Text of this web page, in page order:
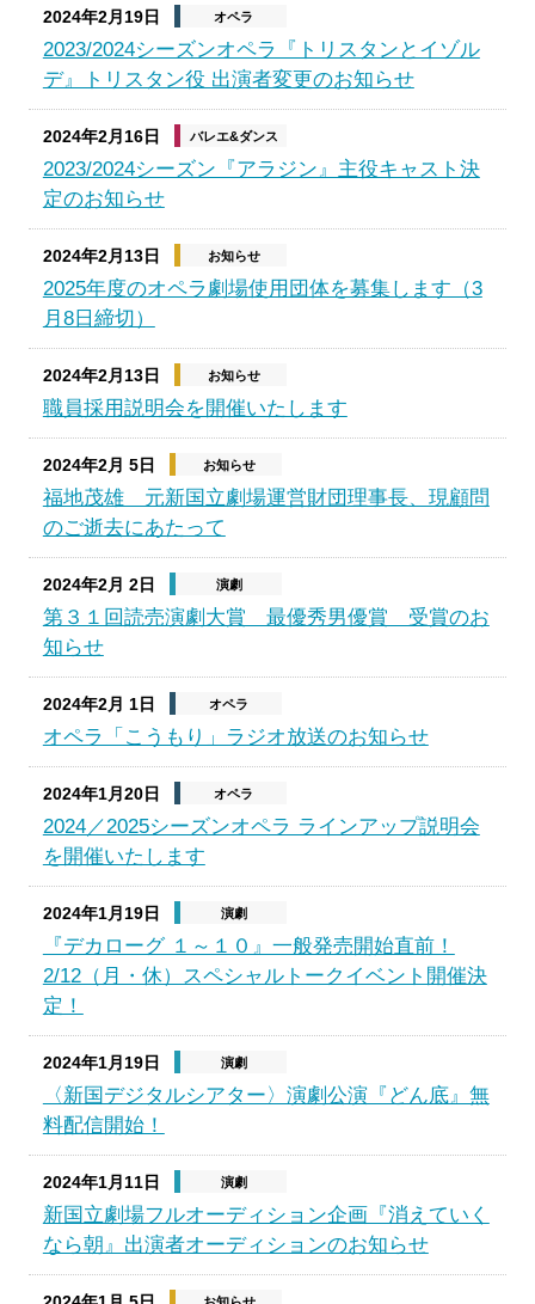
2024年2月19日 オペラ
2023/2024シーズンオペラ『トリスタンとイゾル
デ』トリスタン役 出演者変更のお知らせ
2024年2月16日 バレエ&ダンス
2023/2024シーズン『アラジン』主役キャスト決
定のお知らせ
2024年2月13日 お知らせ
2025年度のオペラ劇場使用団体を募集します（3
月8日締切）
2024年2月13日 お知らせ
職員採用説明会を開催いたします
2024年2月 5日 お知らせ
福地茂雄 元新国立劇場運営財団理事長、現顧問
のご逝去にあたって
2024年2月 2日 演劇
第３１回読売演劇大賞 最優秀男優賞 受賞のお
知らせ
2024年2月 1日 オペラ
オペラ「こうもり」ラジオ放送のお知らせ
2024年1月20日 オペラ
2024／2025シーズンオペラ ラインアップ説明会
を開催いたします
2024年1月19日 演劇
『デカローグ １～１０』一般発売開始直前！
2/12（月・休）スペシャルトークイベント開催決
定！
2024年1月19日 演劇
〈新国デジタルシアター〉演劇公演『どん底』無
料配信開始！
2024年1月11日 演劇
新国立劇場フルオーディション企画『消えていく
なら朝』出演者オーディションのお知らせ